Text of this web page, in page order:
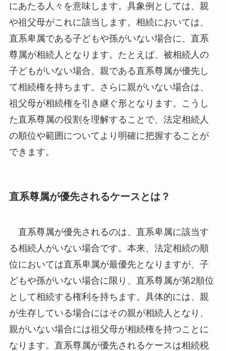
にあたる人々を意味します。具象例としては、親
や祖父母がこれに該当します。相続においては、
直系卑属である子どもや孫がいない場合に、直系
尊属が相続人となります。たとえば、被相続人の
子どもがいない場合、親である直系尊属が優先し
て相続権を持ちます。さらに親がいない場合は、
祖父母が相続権を引き継ぐ形となります。こうし
た直系尊属の役割を理解することで、法定相続人
の順位や範囲についてより明確に把握することが
できます。
直系尊属が優先されるケースとは？
直系尊属が優先されるのは、直系卑属に該当す
る相続人がいない場合です。本来、法定相続の順
位においては直系卑属が最優先となりますが、子
どもや孫がいない場合に限り、直系尊属が第2順位
として相続する権利を持ちます。具体的には、親
が生存している場合にはその親が相続人となり、
親がいない場合には祖父母が相続権を持つことに
なります。直系尊属が優先されるケースは相続税